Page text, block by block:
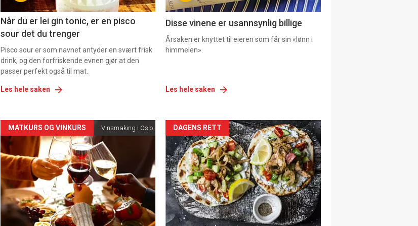
Når du er lei gin tonic, er en pisco
sour det du trenger
Pisco sour er som navnet antyder en svært frisk
drink, og den forfriskende evnen gjør at den
passer perfekt også til mat.
Les hele saken
Disse vinene er usannsynlig billige
Årsaken er knyttet til eieren som får sin «lønn i
himmelen».
Les hele saken
Forsiden
akkurat
nå
-
5
MATKURS OG VINKURS Vinsmaking i Oslo
Forsiden
akkurat
nå
-
6
DAGENS RETT